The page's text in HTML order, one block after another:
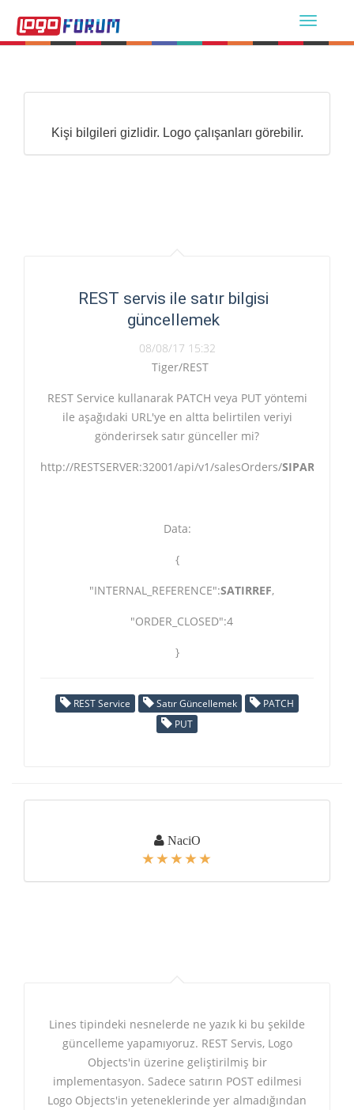
Kişi bilgileri gizlidir. Logo çalışanları görebilir.
REST servis ile satır bilgisi
güncellemek
08/08/17 15:32
Tiger/REST
REST Service kullanarak PATCH veya PUT yöntemi
ile aşağıdaki URL'ye en altta belirtilen veriyi
gönderirsek satır günceller mi?
http://RESTSERVER:32001/api/v1/salesOrders/SIPARISREF
Data:
{
"INTERNAL_REFERENCE":SATIRREF,
"ORDER_CLOSED":4
}
REST Service Satır Güncellemek
PATCH
PUT
NaciO
Lines tipindeki nesnelerde ne yazık ki bu şekilde
güncelleme yapamıyoruz. REST Servis, Logo
Objects'in üzerine geliştirilmiş bir
implementasyon. Sadece satırın POST edilmesi
Logo Objects'in yeteneklerinde yer almadığından